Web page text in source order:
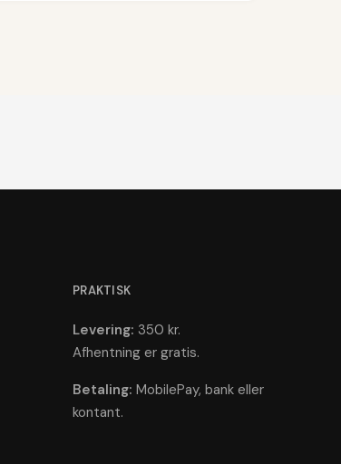
PRAKTISK
Levering: 350 kr.
Afhentning er gratis.
Betaling: MobilePay, bank eller
kontant.